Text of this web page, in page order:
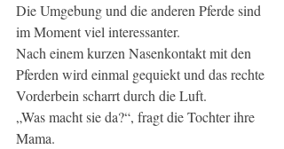
Die Umgebung und die anderen Pferde sind
im Moment viel interessanter.
Nach einem kurzen Nasenkontakt mit den
Pferden wird einmal gequiekt und das rechte
Vorderbein scharrt durch die Luft.
„Was macht sie da?“, fragt die Tochter ihre
Mama.